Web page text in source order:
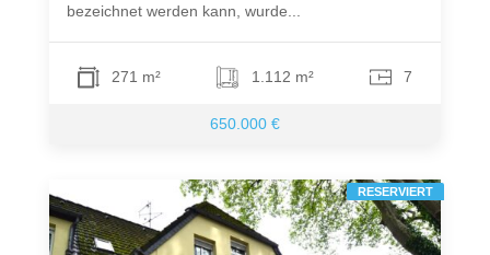
bezeichnet werden kann, wurde...
271 m² 1.112 m² 7
650.000 €
RESERVIERT